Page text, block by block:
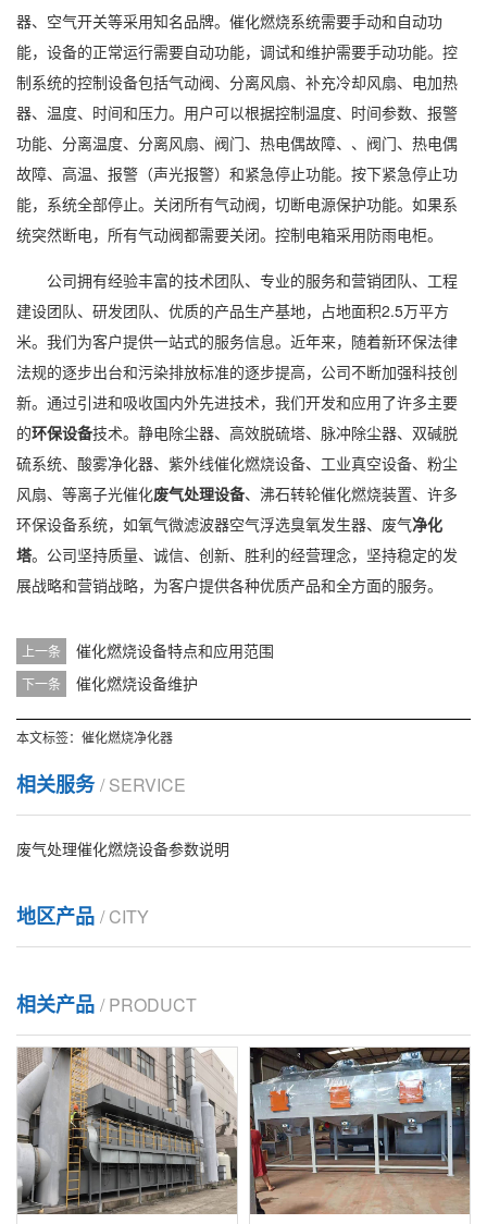
器、空气开关等采用知名品牌。催化燃烧系统需要手动和自动功
能，设备的正常运行需要自动功能，调试和维护需要手动功能。控
制系统的控制设备包括气动阀、分离风扇、补充冷却风扇、电加热
器、温度、时间和压力。用户可以根据控制温度、时间参数、报警
功能、分离温度、分离风扇、阀门、热电偶故障、、阀门、热电偶
故障、高温、报警（声光报警）和紧急停止功能。按下紧急停止功
能，系统全部停止。关闭所有气动阀，切断电源保护功能。如果系
统突然断电，所有气动阀都需要关闭。控制电箱采用防雨电柜。
公司拥有经验丰富的技术团队、专业的服务和营销团队、工程
建设团队、研发团队、优质的产品生产基地，占地面积2.5万平方
米。我们为客户提供一站式的服务信息。近年来，随着新环保法律
法规的逐步出台和污染排放标准的逐步提高，公司不断加强科技创
新。通过引进和吸收国内外先进技术，我们开发和应用了许多主要
的环保设备技术。静电除尘器、高效脱硫塔、脉冲除尘器、双碱脱
硫系统、酸雾净化器、紫外线催化燃烧设备、工业真空设备、粉尘
风扇、等离子光催化废气处理设备、沸石转轮催化燃烧装置、许多
环保设备系统，如氧气微滤波器空气浮选臭氧发生器、废气净化
塔。公司坚持质量、诚信、创新、胜利的经营理念，坚持稳定的发
展战略和营销战略，为客户提供各种优质产品和全方面的服务。
上一条 催化燃烧设备特点和应用范围
下一条 催化燃烧设备维护
本文标签： 催化燃烧净化器
相关服务/ SERVICE
废气处理催化燃烧设备参数说明
地区产品 / CITY
相关产品 / PRODUCT